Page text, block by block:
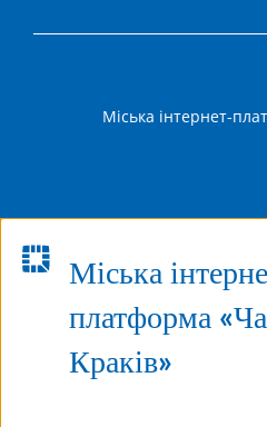
Міська інтернет-
Міська
платформа
Краків»